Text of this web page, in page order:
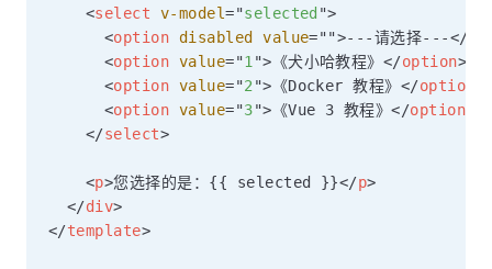
<select v-model="selected ">
<option disabled value="">---请选择---</
<option value="1 "> 《犬小哈教程》 </option>
<option value="2 "> 《Docker 教程》 </option
<option value="3"> 《Vue 3 教程》</option
</select>
<p>您选择的是：{{ selected }}</p>
</div>
</template>